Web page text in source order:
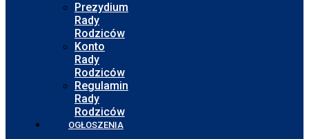
Prezydium
Rady
Rodziców
Konto
Rady
Rodziców
Regulamin
Rady
Rodziców
OGŁOSZENIA